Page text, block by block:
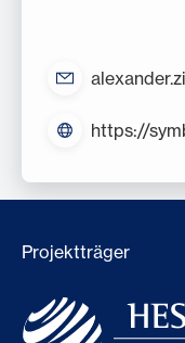
https://
Projektträger